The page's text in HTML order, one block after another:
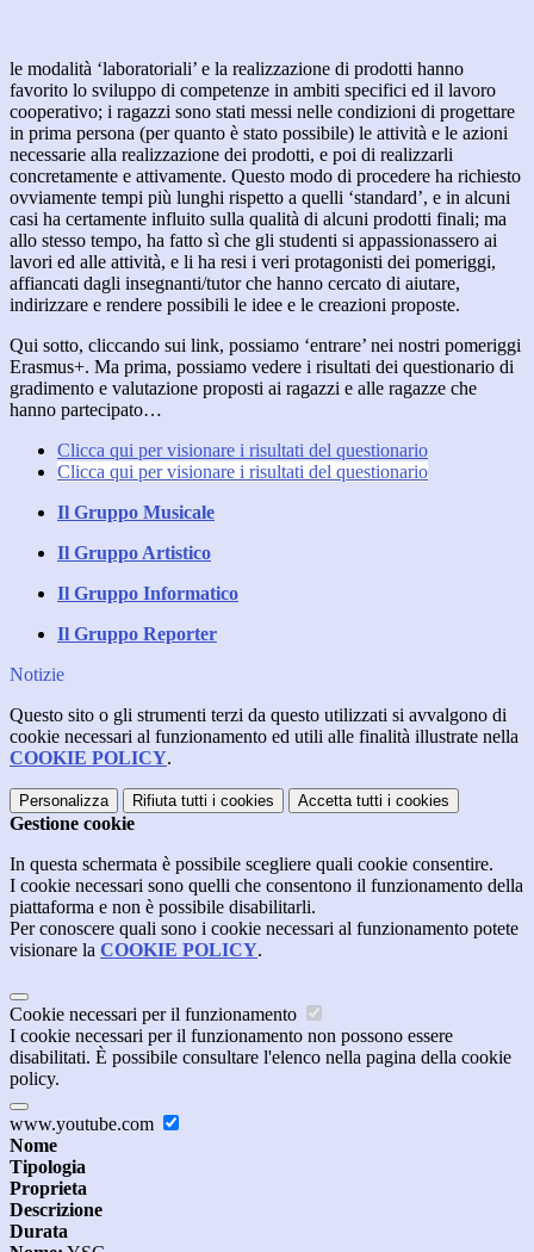
le modalità ‘laboratoriali’ e la realizzazione di prodotti hanno
favorito lo sviluppo di competenze in ambiti specifici ed il lavoro
cooperativo; i ragazzi sono stati messi nelle condizioni di progettare
in prima persona (per quanto è stato possibile) le attività e le azioni
necessarie alla realizzazione dei prodotti, e poi di realizzarli
concretamente e attivamente. Questo modo di procedere ha richiesto
ovviamente tempi più lunghi rispetto a quelli ‘standard’, e in alcuni
casi ha certamente influito sulla qualità di alcuni prodotti finali; ma
allo stesso tempo, ha fatto sì che gli studenti si appassionassero ai
lavori ed alle attività, e li ha resi i veri protagonisti dei pomeriggi,
affiancati dagli insegnanti/tutor che hanno cercato di aiutare,
indirizzare e rendere possibili le idee e le creazioni proposte.
Qui sotto, cliccando sui link, possiamo ‘entrare’ nei nostri pomeriggi
Erasmus+. Ma prima, possiamo vedere i risultati dei questionario di
gradimento e valutazione proposti ai ragazzi e alle ragazze che
hanno partecipato…
Clicca qui per visionare i risultati del questionario
Clicca qui per visionare i risultati del questionario
Il Gruppo Musicale
Il Gruppo Artistico
Il Gruppo Informatico
Il Gruppo Reporter
Notizie
Questo sito o gli strumenti terzi da questo utilizzati si avvalgono di
cookie necessari al funzionamento ed utili alle finalità illustrate nella
COOKIE POLICY.
Personalizza Rifiuta tutti i cookies Accetta tutti i cookies
Gestione cookie
In questa schermata è possibile scegliere quali cookie consentire.
I cookie necessari sono quelli che consentono il funzionamento della
piattaforma e non è possibile disabilitarli.
Per conoscere quali sono i cookie necessari al funzionamento potete
visionare la COOKIE POLICY.
Cookie necessari per il funzionamento
I cookie necessari per il funzionamento non possono essere
disabilitati. È possibile consultare l'elenco nella pagina della cookie
policy.
www.youtube.com
Nome
Tipologia
Proprieta
Descrizione
Durata